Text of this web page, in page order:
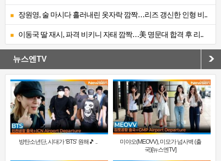
장원영, 술 마시다 흘러내린 옷자락 깜짝…리즈 갱신한 인형 비..
이동국 딸 재시, 파격 비키니 자태 깜짝…美 명문대 합격 후 리..
뉴스엔TV
방탄소년단, 시대가 ‘BTS’ 원해🎵 ..
미야오(MEOVV), 미모가 넘사벽 (출
국)[뉴스엔TV]